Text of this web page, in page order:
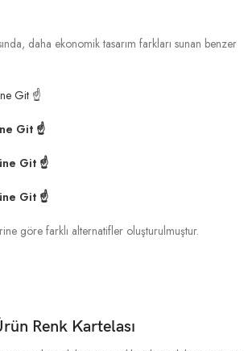
daha ekonomik tasarım farkları sunan benzer
Git ☝
Git ☝
Git ☝
Git ☝
göre farklı alternatifler oluşturulmuştur.
Renk Kartelası